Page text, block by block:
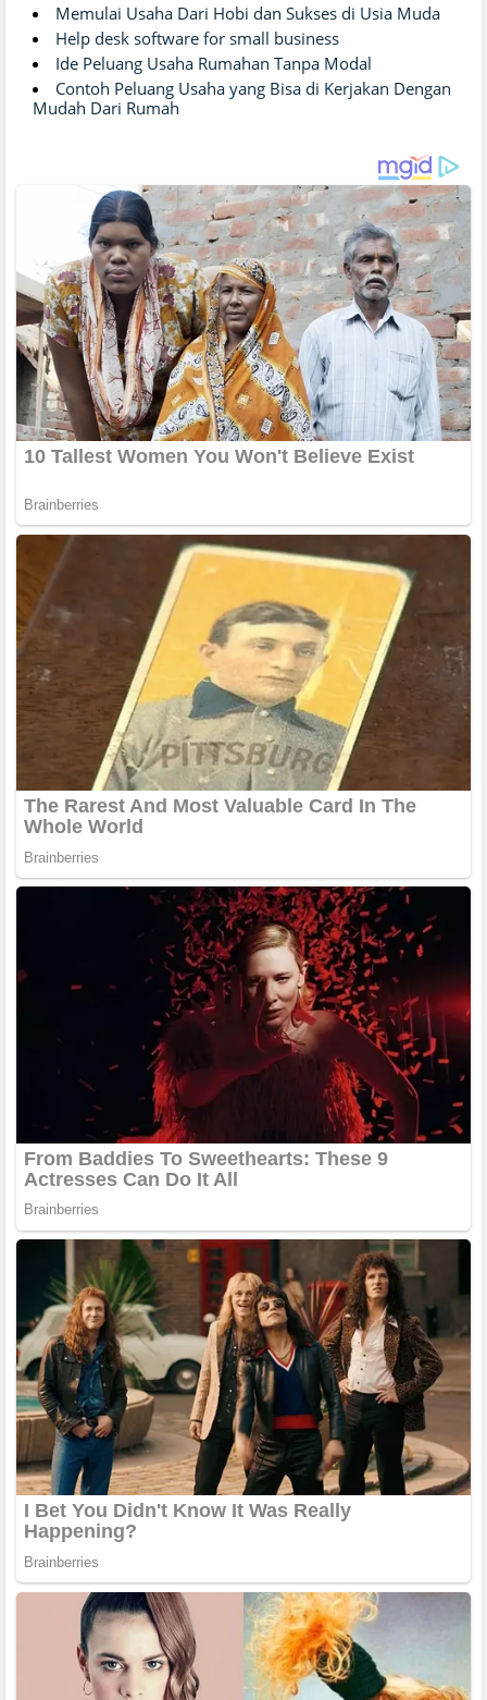
Memulai Usaha Dari Hobi dan Sukses di Usia Muda
Help desk software for small business
Ide Peluang Usaha Rumahan Tanpa Modal
Contoh Peluang Usaha yang Bisa di Kerjakan Dengan
Mudah Dari Rumah